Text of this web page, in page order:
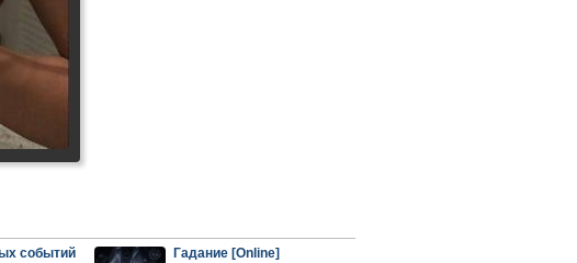
событий Гадание [Online]